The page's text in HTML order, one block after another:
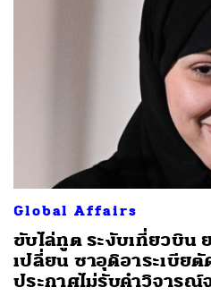
Global Affairs
ขับไล่ทูต ระงับเที่ยวบิน
เปลี่ยน ซาอุดิอาระเบีย
ประกาศไม่รับคำวิจารณ์
SHARE TWEET